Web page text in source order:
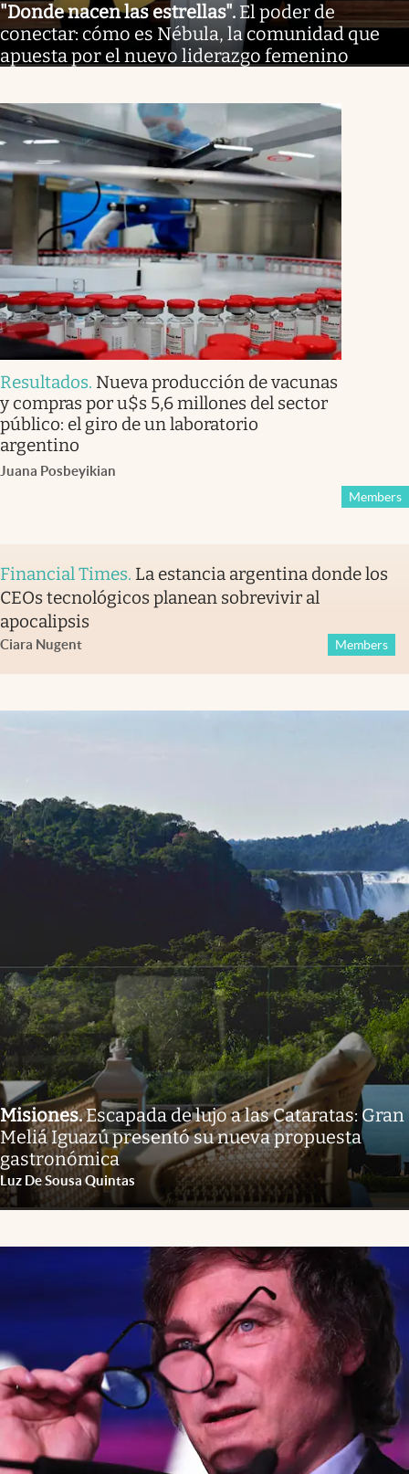
"Donde nacen las estrellas". El poder de
conectar: cómo es Nébula, la comunidad que
apuesta por el nuevo liderazgo femenino
Resultados. Nueva producción de vacunas
y compras por u$s 5,6 millones del sector
público: el giro de un laboratorio
argentino
Juana Posbeyikian
Members
Financial Times. La estancia argentina donde los
CEOs tecnológicos planean sobrevivir al
apocalipsis
Ciara Nugent Members
Misiones.Escapada de lujo a las Cataratas: Gran
Meliá Iguazú presentó su nueva propuesta
gastronómica
Luz De Sousa Quintas